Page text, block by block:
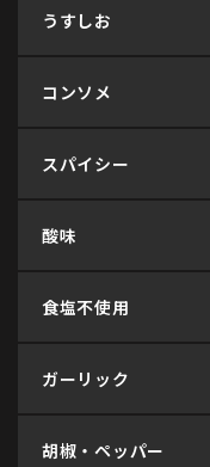
うすしお
コンソメ
スパイシー
酸味
食塩不使用
ガーリック
胡椒・ペッパー